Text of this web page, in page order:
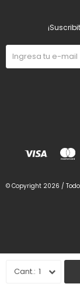
1
© Copyright 2026 /